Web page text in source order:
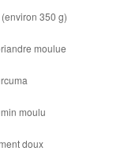
350 g)
moulue
moulu
doux